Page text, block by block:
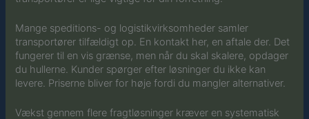
Mange speditions- og logistikvirksomheder samler
transportører tilfældigt op. En kontakt her, en aftale der. Det
fungerer til en vis grænse, men når du skal skalere, opdager
du hullerne. Kunder spørger efter løsninger du ikke kan
levere. Priserne bliver for høje fordi du mangler alternativer.
Vækst gennem flere fragtløsninger kræver en systematisk